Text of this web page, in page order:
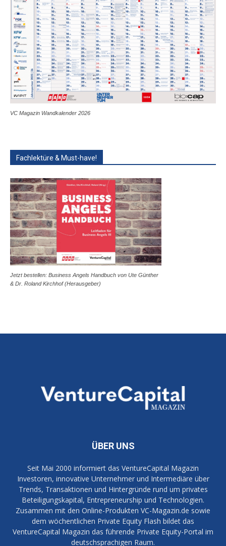
VC Magazin Wandkalender 2026
Fachlektüre & Must-have!
Jetzt bestellen: Business Angels Handbuch von Ute Günther
& Dr. Roland Kirchhof (Herausgeber)
ÜBER UNS
Seit Mai 2000 informiert das VentureCapital Magazin
Investoren, innovative Unternehmer und Intermediäre über
Trends, Transaktionen und Hintergründe rund um privates
Beteiligungskapital, Entrepreneurship und Technologien.
Zusammen mit den Online-Produkten VC-Magazin.de sowie
dem wöchentlichen Private Equity Flash bildet das
VentureCapital Magazin das führende Private Equity-Portal im
deutschsprachigen Raum.